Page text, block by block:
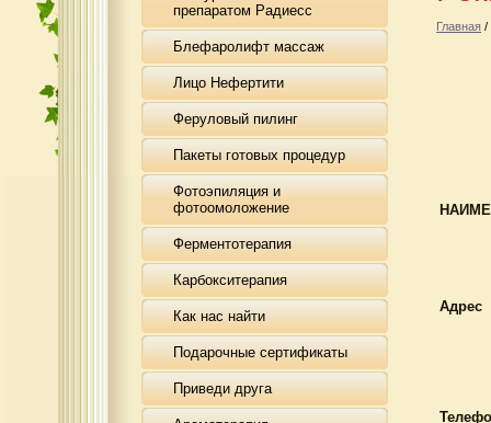
препаратом Радиесс
Блефаролифт массаж
Лицо Нефертити
Феруловый пилинг
Пакеты готовых процедур
Фотоэпиляция и
фотоомоложение
Ферментотерапия
Карбокситерапия
Как нас найти
Подарочные сертификаты
Приведи друга
Главная /
Адрес